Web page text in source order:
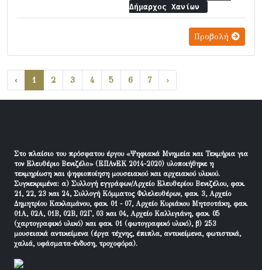
Δήμαρχος Χανίων
Προβολή
‹ 1 2 3 4 5 6 7 ›
Στο πλαίσιο του πρόσφατου έργου «Ψηφιακά Μνημεία και Τεκμήρια για
τον Ελευθέριο Βενιζέλο» (ΕΠΑνΕΚ 2014-2020) υλοποιήθηκε η
τεκμηρίωση και ψηφιοποίηση μουσειακού και αρχειακού υλικού.
Συγκεκριμένα: α) Συλλογή εγγράφων/Αρχείο Ελευθερίου Βενιζέλου, φακ.
21, 22, 23 και 24, Συλλογή Κόμματος Φιλελευθέρων, φακ. 3, Αρχείο
Δημητρίου Κακλαμάνου, φακ. 01 - 07, Αρχείο Κυριάκου Μητσοτάκη, φακ.
01Α, 02Α, 01Β, 02Β, 02Γ, 03 και 04, Αρχείο Καλλιγιάνη, φακ. 05
(χαρτογραφικό υλικό) και φακ. 01 (φωτογραφικό υλικό), β) 253
μουσειακά αντικείμενα (έργα τέχνης, έπιπλα, αντικείμενα, φωτιστικά,
χαλιά, υφάσματα-ένδυση, τροχοφόρα).